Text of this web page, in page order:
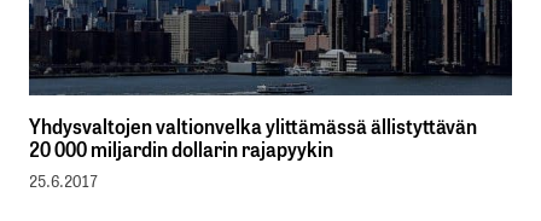
Yhdysvaltojen valtionvelka ylittämässä ällistyttävän
20 000 miljardin dollarin rajapyykin
25.6.2017